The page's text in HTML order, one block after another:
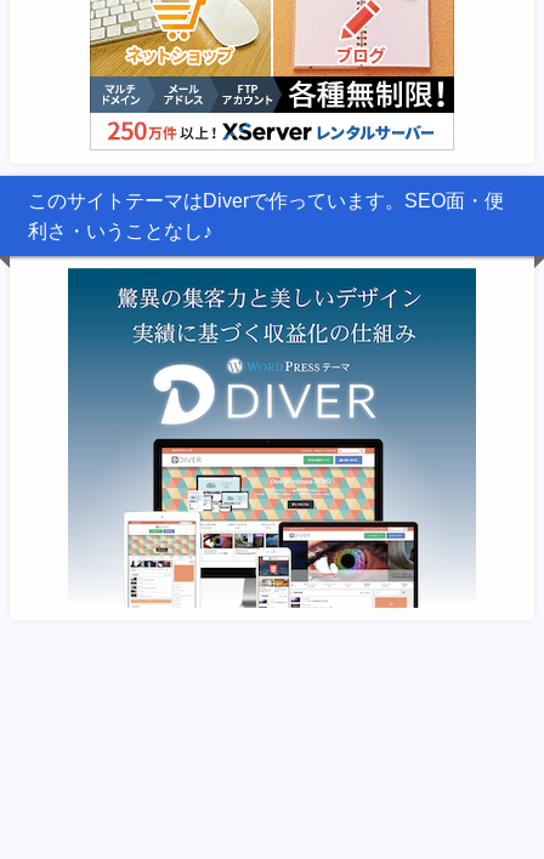
このサイトテーマはDiverで作っています。SEO面・便
利さ・いうことなし♪